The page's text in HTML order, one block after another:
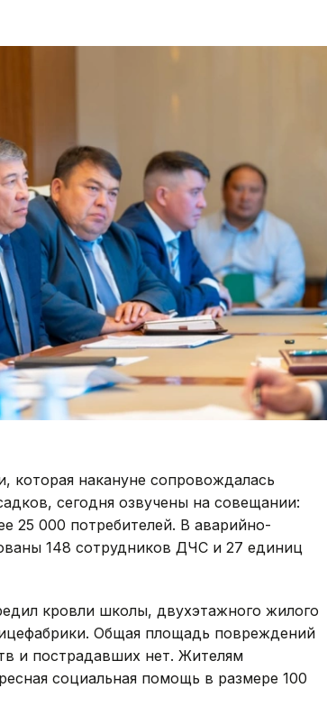
которая накануне сопровождалась
сегодня озвучены на совещании:
25 000 потребителей. В аварийно-
148 сотрудников ДЧС и 27 единиц
кровли школы, двухэтажного жилого
Общая площадь повреждений
и пострадавших нет. Жителям
социальная помощь в размере 100